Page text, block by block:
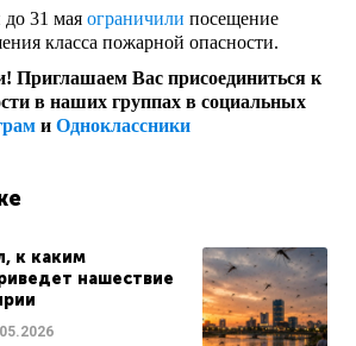
31 мая ограничили посещение
класса пожарной опасности.
Приглашаем Вас присоединиться к
в наших группах в социальных
и Одноклассники
к каким
нашествие